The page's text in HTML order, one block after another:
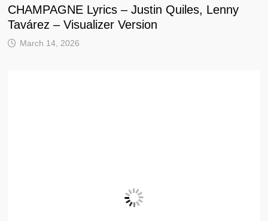
CHAMPAGNE Lyrics – Justin Quiles, Lenny
Tavárez – Visualizer Version
March 14, 2026